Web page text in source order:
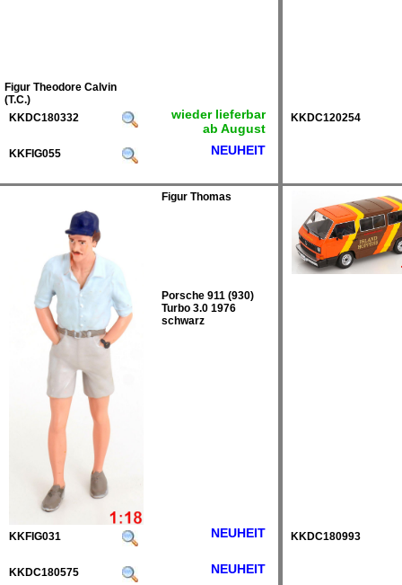
Figur Theodore Calvin
(T.C.)
KKDC180332
wieder lieferbar
ab August
KKDC120254
KKFIG055 NEUHEIT
Figur Thomas
Porsche 911 (930)
Turbo 3.0 1976
schwarz
KKFIG031 NEUHEIT KKDC180993
KKDC180575 NEUHEIT